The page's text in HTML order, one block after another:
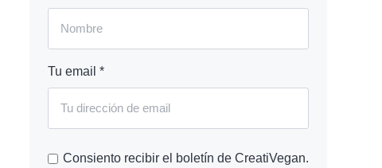
Tu email *
Consiento recibir el boletín de CreatiVegan.